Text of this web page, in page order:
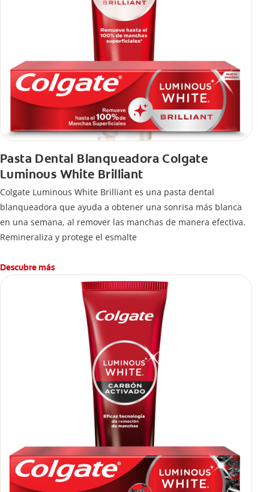
Pasta Dental Blanqueadora Colgate
Luminous White Brilliant
Colgate Luminous White Brilliant es una pasta dental
blanqueadora que ayuda a obtener una sonrisa más blanca
en una semana, al remover las manchas de manera efectiva.
Remineraliza y protege el esmalte
Descubre más